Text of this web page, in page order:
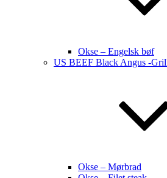
Okse – Engelsk bøf
US BEEF Black Angus -
Okse – Mørbrad